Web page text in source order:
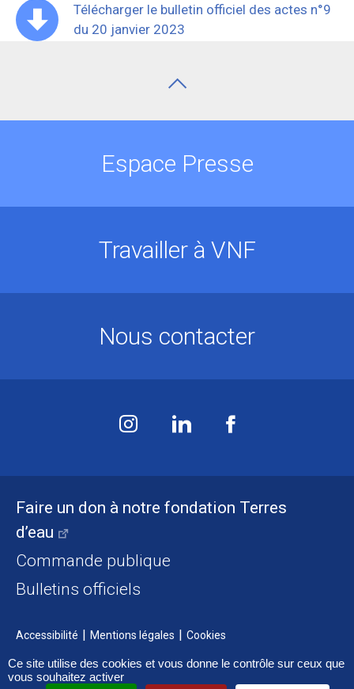
Télécharger le bulletin officiel des actes n°9
du 20 janvier 2023
Faire un don à notre fondation Terres
d’eau
Commande publique
Bulletins officiels
Accessibilité Mentions légales Cookies
Espace Presse
Travailler à VNF
Nous contacter
Ce site utilise des cookies et vous donne le contrôle sur ceux que
vous souhaitez activer